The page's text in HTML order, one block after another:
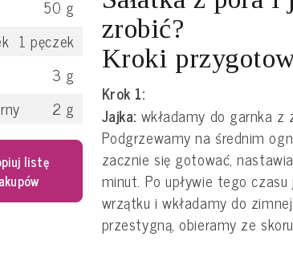
50 g
1 pęczek
3 g
2 g
listę
zrobić?
Kroki
Krok 1:
Jajka: wkładamy do garnka z
Podgrzewamy na średnim
zacznie się gotować,
minut. Po upływie tego
wrzątku i wkładamy do
przestygną, obieramy ze